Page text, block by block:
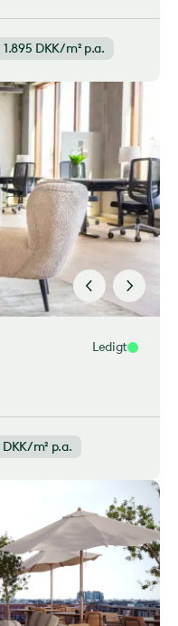
1.895 DKK/m² p.a.
Ledigt
DKK/m² p.a.